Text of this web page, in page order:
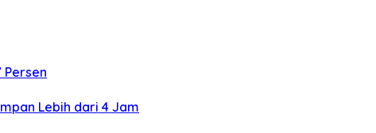
Persen
Lebih dari 4 Jam